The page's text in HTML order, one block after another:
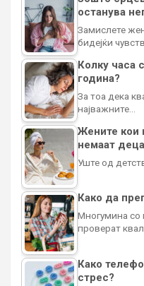
останува
Замислете
бидејќи
Колку часа
година?
За тоа дека
најважните…
Жените кои
немаат
Уште од
Како да
Многумина со
проверат
Како
стрес?